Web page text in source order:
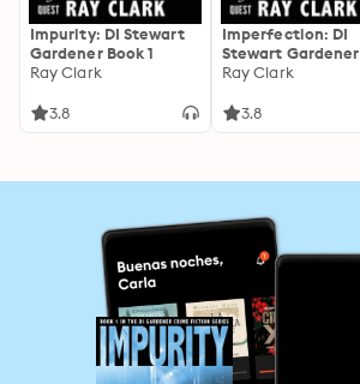
Impurity: DI Stewart
Gardener Book 1
Ray Clark
3.8
Imperfection: DI
Stewart Gardener
Book 2
Ray Clark
3.8